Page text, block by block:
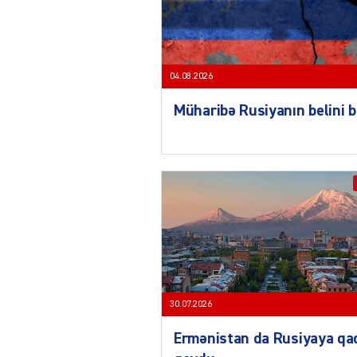
04.08.2026
Müharibə Rusiyanın belini
30.07.2026
Ermənistan da Rusiyaya